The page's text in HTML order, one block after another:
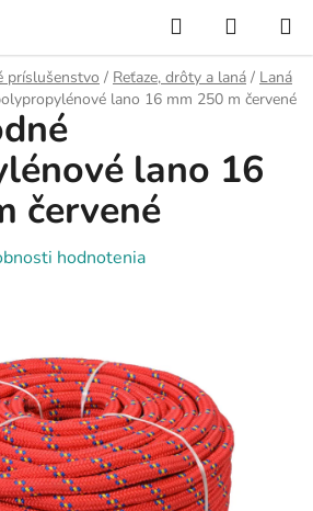
Hľadať
KOŠÍK
príslušenstvo / Reťaze, drôty a laná / Laná
lano 16 mm 250 m červené
lano 16
červené
hodnotenia